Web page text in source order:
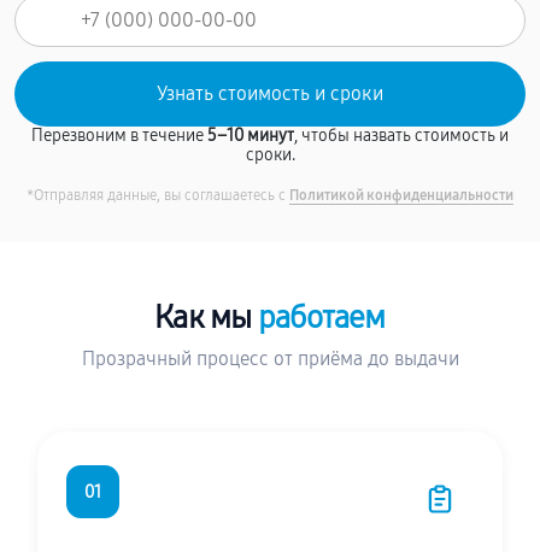
Перезвоним в течение5–10 минут, чтобы назвать стоимость и
сроки.
*Отправляя данные, вы соглашаетесь с Политикой конфиденциальности
Как мы работаем
Прозрачный процесс от приёма до выдачи
01